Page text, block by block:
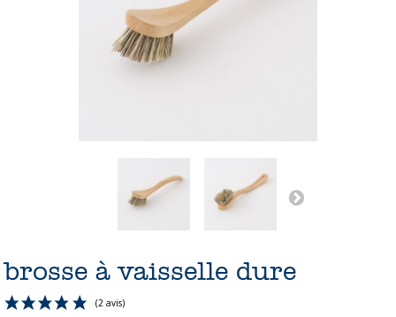
NOS ARTISANS
NOS CLIENTS ONT DU TALENT
brosse à vaisselle dure